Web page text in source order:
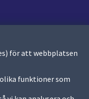
för att webbplatsen
funktioner som